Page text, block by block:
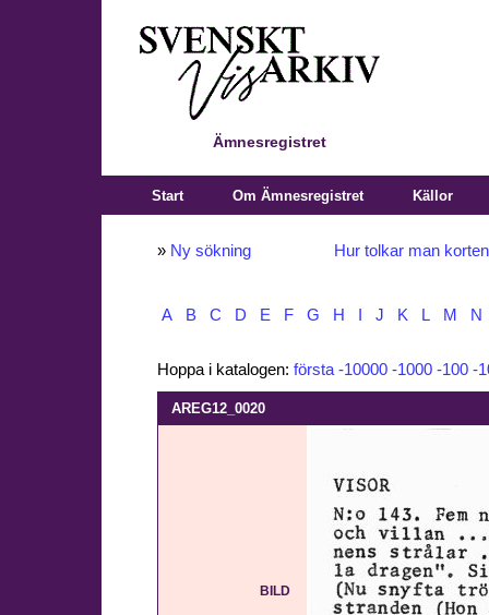
Ämnesregistret
Start Om Ämnesregistret Källor
» Ny sökning Hur tolkar man
A B C D E F G H J K L M N
Hoppa i katalogen: första -10000 -1000 -100 -
AREG12_0020
BILD